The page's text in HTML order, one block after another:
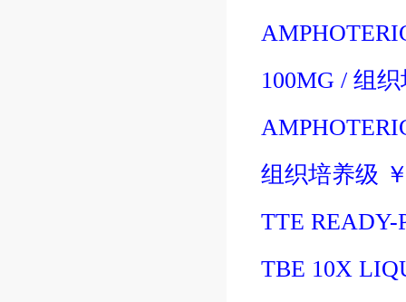
100MG / 组
组织培养级
TTE READY-
TBE 10X